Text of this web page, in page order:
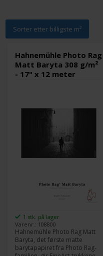
Sorter etter billigste m²
Hahnemühle Photo Rag
Matt Baryta 308 g/m²
- 17" x 12 meter
1 stk. på lager
Varenr.: 108800
Hahnemühle Photo Rag Matt
Baryta, det første matte
barytapapiret fra Photo Rag-